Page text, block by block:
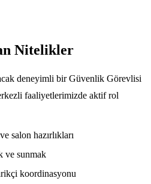
Nitelikler
deneyimli bir Güvenlik Görevlisi
faaliyetlerimizde aktif rol
salon hazırlıkları
ve sunmak
koordinasyonu